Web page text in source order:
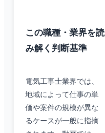
この職種・業界を読
み解く判断基準
電気工事士業界では、
地域によって仕事の単
価や案件の規模が異な
るケースが一般に指摘